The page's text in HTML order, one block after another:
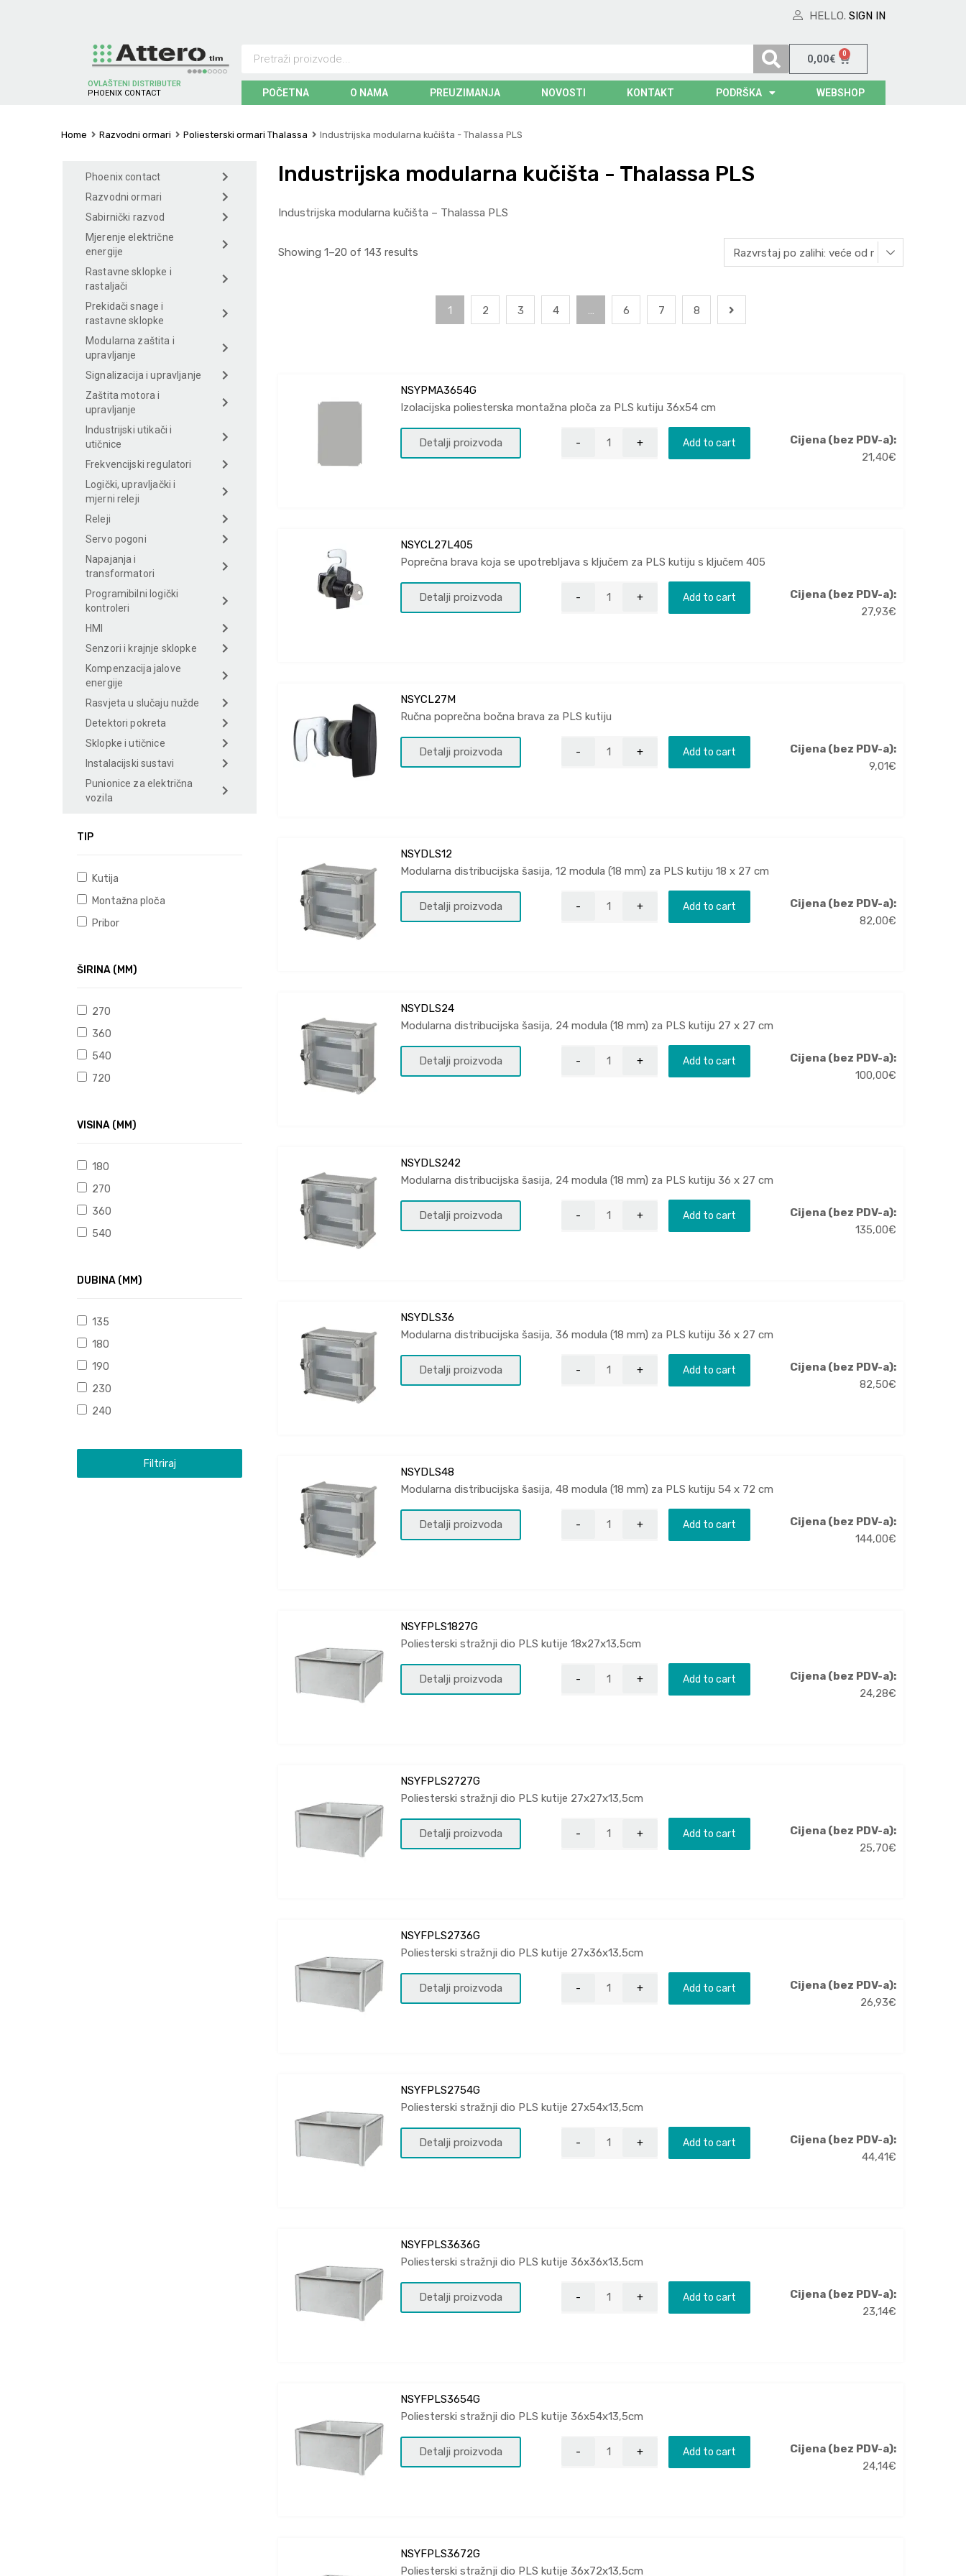
HELLO. SIGN IN
OVLAŠTENI DISTRIBUTER
SCHNEI D
X CO NTACT
0,00€ 0
POČETNA O NAMA PREUZIMANJA NOVOSTI KONTAKT PODRŠKA WEBSHOP
Home Razvodni ormari Poliesterski ormari Thalassa Industrijska modularna kučišta - Thalassa PLS
Industrijska modularna kučišta - Thalassa PLS
Industrijska modularna kučišta – Thalassa PLS
Showing 1–20 of 143 results
1 2 3 4 6 7 8
NSYPMA3654G
Izolacijska poliesterska montažna ploča za PLS kutiju 36x54 cm
Detalji proizvoda Add to cart
Cijena (bez PDV-a):
21,40€
NSYCL27L405
Poprečna brava koja se upotrebljava s ključem za PLS kutiju s ključem 405
Detalji proizvoda Add to cart
Cijena (bez PDV-a):
27,93€
NSYCL27M
Ručna poprečna bočna brava za PLS kutiju
Detalji proizvoda Add to cart
Cijena (bez PDV-a):
9,01€
NSYDLS12
Modularna distribucijska šasija, 12 modula (18 mm) za PLS kutiju 18 x 27 cm
Detalji proizvoda Add to cart
Cijena (bez PDV-a):
82,00€
NSYDLS24
Modularna distribucijska šasija, 24 modula (18 mm) za PLS kutiju 27 x 27 cm
Detalji proizvoda Add to cart
Cijena (bez PDV-a):
100,00€
NSYDLS242
Modularna distribucijska šasija, 24 modula (18 mm) za PLS kutiju 36 x 27 cm
Detalji proizvoda Add to cart
Cijena (bez PDV-a):
135,00€
NSYDLS36
Modularna distribucijska šasija, 36 modula (18 mm) za PLS kutiju 36 x 27 cm
Detalji proizvoda Add to cart
Cijena (bez PDV-a):
82,50€
NSYDLS48
Modularna distribucijska šasija, 48 modula (18 mm) za PLS kutiju 54 x 72 cm
Detalji proizvoda Add to cart
Cijena (bez PDV-a):
144,00€
NSYFPLS1827G
Poliesterski stražnji dio PLS kutije 18x27x13,5cm
Detalji proizvoda Add to cart
Cijena (bez PDV-a):
24,28€
NSYFPLS2727G
Poliesterski stražnji dio PLS kutije 27x27x13,5cm
Detalji proizvoda Add to cart
Cijena (bez PDV-a):
25,70€
NSYFPLS2736G
Poliesterski stražnji dio PLS kutije 27x36x13,5cm
Detalji proizvoda Add to cart
Cijena (bez PDV-a):
26,93€
NSYFPLS2754G
Poliesterski stražnji dio PLS kutije 27x54x13,5cm
Detalji proizvoda Add to cart
Cijena (bez PDV-a):
44,41€
NSYFPLS3636G
Poliesterski stražnji dio PLS kutije 36x36x13,5cm
Detalji proizvoda Add to cart
Cijena (bez PDV-a):
23,14€
NSYFPLS3654G
Poliesterski stražnji dio PLS kutije 36x54x13,5cm
Detalji proizvoda Add to cart
Cijena (bez PDV-a):
24,14€
NSYFPLS3672G
Poliesterski stražnji dio PLS kutije 36x72x13,5cm
Phoenix contact
Razvodni ormari
Sabirnički razvod
Mjerenje električne
energije
Rastavne sklopke i
rastaljači
Prekidači snage i
rastavne sklopke
Modularna zaštita i
upravljanje
Signalizacija i upravljanje
Zaštita motora i
upravljanje
Industrijski utikači i
utičnice
Frekvencijski regulatori
Logički, upravljački i
mjerni releji
Releji
Servo pogoni
Napajanja i
transformatori
Programibilni logički
kontroleri
HMI
Senzori i krajnje sklopke
Kompenzacija jalove
energije
Rasvjeta u slučaju nužde
Detektori pokreta
Sklopke i utičnice
Instalacijski sustavi
Punionice za električna
vozila
TIP
Kutija
Montažna ploča
Pribor
ŠIRINA (MM)
270
360
540
720
VISINA (MM)
180
270
360
540
DUBINA (MM)
135
180
190
230
240
Filtriraj